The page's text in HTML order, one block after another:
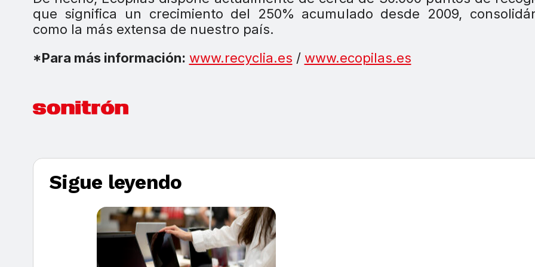
que significa un crecimiento del 250% acumulado desde 2009,
como la más extensa de nuestro país.
*Para más información: www.recyclia.es / www.ecopilas.es
Sigue leyendo